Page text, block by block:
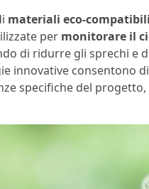
materiali eco-compatibili
per monitorare il
di ridurre gli sprechi e
innovative consentono di
specifiche del